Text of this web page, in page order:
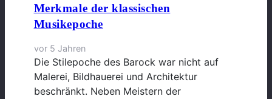
Merkmale der klassischen
Musikepoche
vor 5 Jahren
Die Stilepoche des Barock war nicht auf
Malerei, Bildhauerei und Architektur
beschränkt. Neben Meistern der